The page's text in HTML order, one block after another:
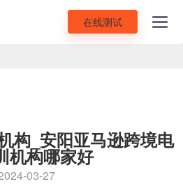
在线测试
构_安阳亚马逊跨境电
机构哪家好
03-27